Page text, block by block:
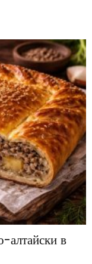
алтайски в